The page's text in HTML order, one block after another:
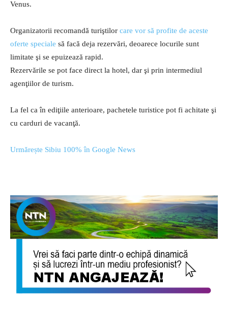
Venus.
Organizatorii recomandă turiştilor care vor să profite de aceste
oferte speciale să facă deja rezervări, deoarece locurile sunt
limitate şi se epuizează rapid.
Rezervările se pot face direct la hotel, dar şi prin intermediul
agenţiilor de turism.
La fel ca în ediţiile anterioare, pachetele turistice pot fi achitate şi
cu carduri de vacanţă.
Urmărește Sibiu 100% în Google News